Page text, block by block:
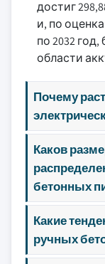
достиг
и, по
по 2032
области
Почему
Каков
бетонных
Какие
ручных